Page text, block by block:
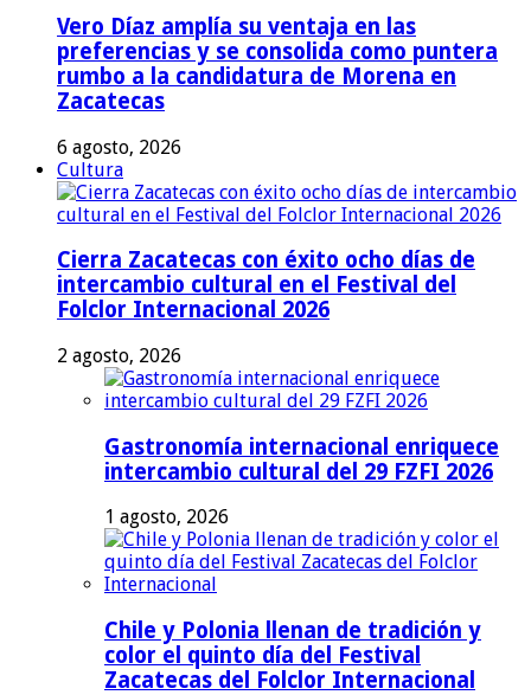
Vero Díaz amplía su ventaja en las
preferencias y se consolida como puntera
rumbo a la candidatura de Morena en
Zacatecas
6 agosto, 2026
Cultura
Cierra Zacatecas con éxito ocho días de
intercambio cultural en el Festival del
Folclor Internacional 2026
2 agosto, 2026
Gastronomía internacional enriquece
intercambio cultural del 29 FZFI 2026
1 agosto, 2026
Chile y Polonia llenan de tradición y
color el quinto día del Festival
Zacatecas del Folclor Internacional